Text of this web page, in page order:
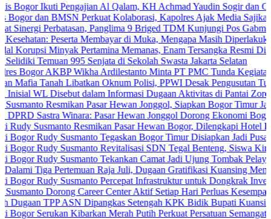
Pengajian Al Qalam, KH Achmad Yaudin Sogir dan Gus Sholeh
BMSN Perkuat Kolaborasi, Kapolres Ajak Media Sajikan
Perbatasan, Panglima 9 Briged TDM Kunjungi Pos Gabma Temajuk
Peserta Membayar di Muka, Mengapa Masih Diperlakukan
Minyak Pertamina Memanas, Enam Tersangka Resmi Diseret ke
995 Senjata di Sekolah Swasta Jakarta Selatan
AKBP Wikha Ardilestanto Minta PT PMC Tunda Kegiatan Demi
Libatkan Oknum Polisi, PPWI Desak Pengusutan Tuntas
Disebut dalam Informasi Dugaan Aktivitas di Pantai Zore, Bea
Resmikan Pasar Hewan Jonggol, Siapkan Bogor Timur Jadi Pusat
Winara: Pasar Hewan Jonggol Dorong Ekonomi Bogor Timur
Resmikan Pasar Hewan Bogor, Dilengkapi Hotel Hewan
Susmanto Tegaskan Bogor Timur Disiapkan Jadi Pusat
Susmanto Revitalisasi SDN Tegal Benteng, Siswa Kini Belajar
Susmanto Tekankan Camat Jadi Ujung Tombak Pelayanan
Pertemuan Raja Juli, Dugaan Gratifikasi Kuansing Menguat
Susmanto Percepat Infrastruktur untuk Dongkrak Investasi
Dorong Career Center Aktif Setiap Hari Perluas Kesempatan Kerja
TPP ASN Dipangkas Setengah KPK Bidik Bupati Kuansing
Kibarkan Merah Putih Perkuat Persatuan Semangat